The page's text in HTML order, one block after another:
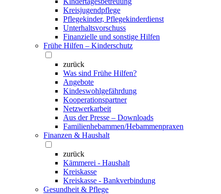
Kreisjugendpflege
Pflegekinder, Pflegekinderdienst
Unterhaltsvorschuss
Finanzielle und sonstige Hilfen
Frühe Hilfen – Kinderschutz
zurück
Was sind Frühe Hilfen?
Angebote
Kindeswohlgefährdung
Kooperationspartner
Netzwerkarbeit
Aus der Presse – Downloads
Familienhebammen/Hebammenpraxen
Finanzen & Haushalt
zurück
Kämmerei - Haushalt
Kreiskasse
Kreiskasse - Bankverbindung
Gesundheit & Pflege